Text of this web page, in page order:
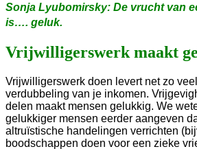
Sonja Lyubomirsky: De vrucht van
is…. geluk.
Vrijwilligerswerk maakt
Vrijwilligerswerk doen levert net zo
verdubbeling van je inkomen.
delen maakt mensen gelukkig. We
gelukkiger mensen eerder aangeven
altruïstische handelingen verrichten
boodschappen doen voor een zieke